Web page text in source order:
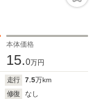
本体価格
15.0万円
走行 7.5万km
修復
なし